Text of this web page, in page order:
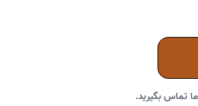
تماس بگیرید.